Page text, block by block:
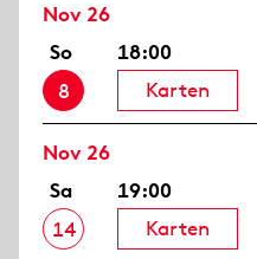
Nov 26
So
8
18:00
Karten
Nov 26
Sa
14
19:00
Karten